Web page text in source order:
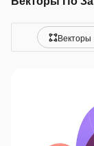
Векторы